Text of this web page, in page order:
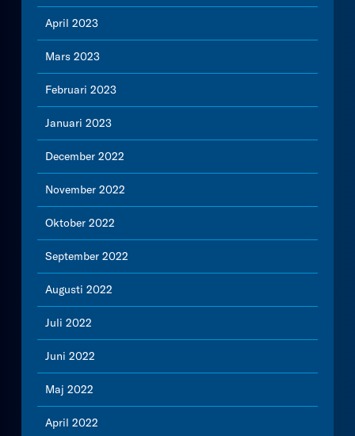
April 2023
Mars 2023
Februari 2023
Januari 2023
December 2022
November 2022
Oktober 2022
September 2022
Augusti 2022
Juli 2022
Juni 2022
Maj 2022
April 2022